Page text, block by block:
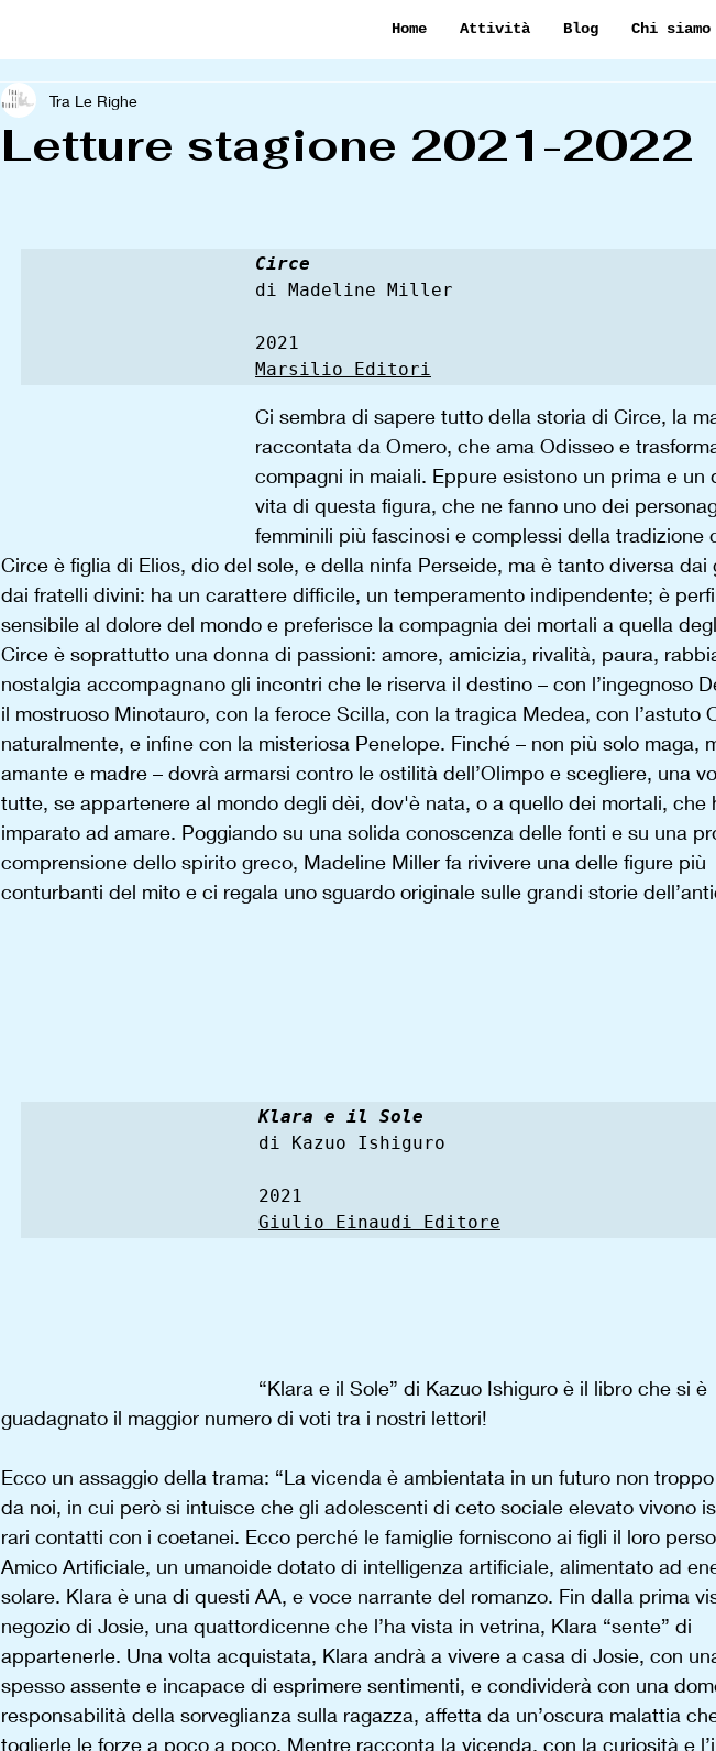
Home Attività Blog Chi siamo
Letture stagione 2021-2022
Tra Le Righe
Circe
di Madeline Miller
Marsilio Editori
Ci sembra di sapere tutto della storia di Circe, la
raccontata da Omero, che ama Odisseo e
compagni in maiali. Eppure esistono un prima e un
vita di questa figura, che ne fanno uno dei
femminili più fascinosi e complessi della tradizione
Circe è figlia di Elios, dio del sole, e della ninfa Perseide, ma è tanto diversa dai
dai fratelli divini: ha un carattere difficile, un temperamento indipendente; è
sensibile al dolore del mondo e preferisce la compagnia dei mortali a quella
Circe è soprattutto una donna di passioni: amore, amicizia, rivalità, paura,
nostalgia accompagnano gli incontri che le riserva il destino – con l’ingegnoso
il mostruoso Minotauro, con la feroce Scilla, con la tragica Medea, con l’astuto
naturalmente, e infine con la misteriosa Penelope. Finché – non più solo maga,
amante e madre – dovrà armarsi contro le ostilità dell’Olimpo e scegliere, una
tutte, se appartenere al mondo degli dèi, dov'è nata, o a quello dei mortali, che
imparato ad amare. Poggiando su una solida conoscenza delle fonti e su una
comprensione dello spirito greco, Madeline Miller fa rivivere una delle figure più
conturbanti del mito e ci regala uno sguardo originale sulle grandi storie
Klara e il Sole
di Kazuo Ishiguro
Giulio Einaudi Editore
“Klara e il Sole” di Kazuo Ishiguro è il libro che si è
guadagnato il maggior numero di voti tra i nostri lettori!
Ecco un assaggio della trama: “La vicenda è ambientata in un futuro non
da noi, in cui però si intuisce che gli adolescenti di ceto sociale elevato vivono
rari contatti con i coetanei. Ecco perché le famiglie forniscono ai figli il loro
Amico Artificiale, un umanoide dotato di intelligenza artificiale, alimentato ad
solare. Klara è una di questi AA, e voce narrante del romanzo. Fin dalla prima
negozio di Josie, una quattordicenne che l’ha vista in vetrina, Klara “sente” di
appartenerle. Una volta acquistata, Klara andrà a vivere a casa di Josie, con
spesso assente e incapace di esprimere sentimenti, e condividerà con una
responsabilità della sorveglianza sulla ragazza, affetta da un’oscura malattia
toglierle le forze a poco a poco. Mentre racconta la vicenda, con la curiosità e